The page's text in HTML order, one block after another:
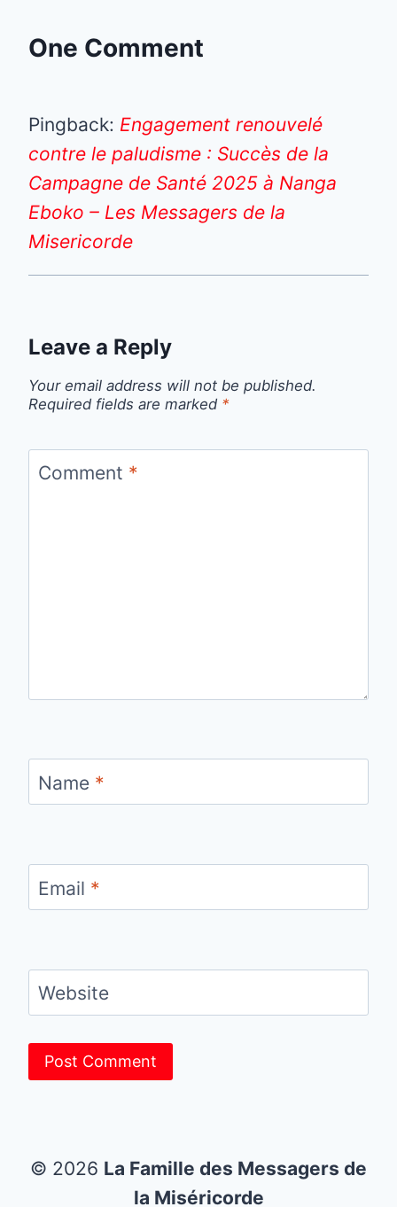
One Comment
Pingback: Engagement renouvelé
contre le paludisme : Succès de la
Campagne de Santé 2025 à Nanga
Eboko – Les Messagers de la
Misericorde
Leave a Reply
Your email address will not be published.
Required fields are marked *
Comment *
Name *
Email *
Website
© 2026 La Famille des Messagers de
la Miséricorde